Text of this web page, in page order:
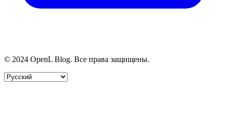
© 2024 OpenL Blog. Все права защищены.